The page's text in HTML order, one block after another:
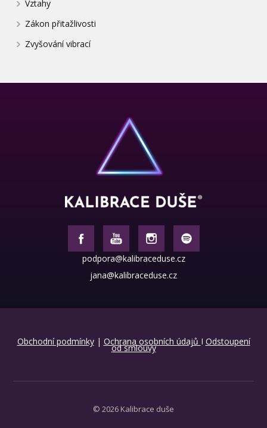
Vztahy
Zákon přitažlivosti
Zvyšování vibrací
podpora@kalibraceduse.cz
jana@kalibraceduse.cz
Obchodní podmínky| Ochrana osobních údajů I Odstoupení
od smlouvy
© 2026 Kalibrace duše